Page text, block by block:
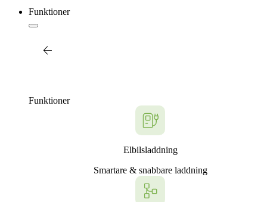
Funktioner
Funktioner
Elbilsladdning
Smartare & snabbare laddning